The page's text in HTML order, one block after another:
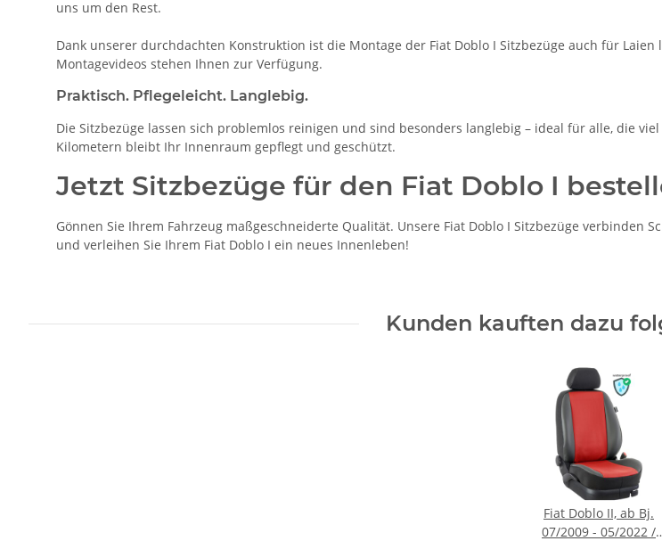
uns um den Rest.
Dank unserer durchdachten Konstruktion ist die Montage der Fiat Doblo I Sitzbezüge auch für
Montagevideos stehen Ihnen zur Verfügung.
Praktisch. Pflegeleicht. Langlebig.
Die Sitzbezüge lassen sich problemlos reinigen und sind besonders langlebig – ideal für alle, die
Kilometern bleibt Ihr Innenraum gepflegt und geschützt.
Jetzt Sitzbezüge für den Fiat Doblo I
Gönnen Sie Ihrem Fahrzeug maßgeschneiderte Qualität. Unsere Fiat Doblo I Sitzbezüge verbinden
und verleihen Sie Ihrem Fiat Doblo I ein neues Innenleben!
Kunden kauften dazu
Fiat Doblo II, ab Bj.
07/2009 - 05/2022 /